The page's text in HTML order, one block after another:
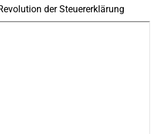
der Steuererklärung